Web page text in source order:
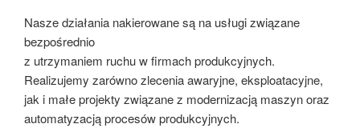
Nasze działania nakierowane są na usługi związane
bezpośrednio
z utrzymaniem ruchu w firmach produkcyjnych.
Realizujemy zarówno zlecenia awaryjne, eksploatacyjne,
jak i małe projekty związane z modernizacją maszyn oraz
automatyzacją procesów produkcyjnych.